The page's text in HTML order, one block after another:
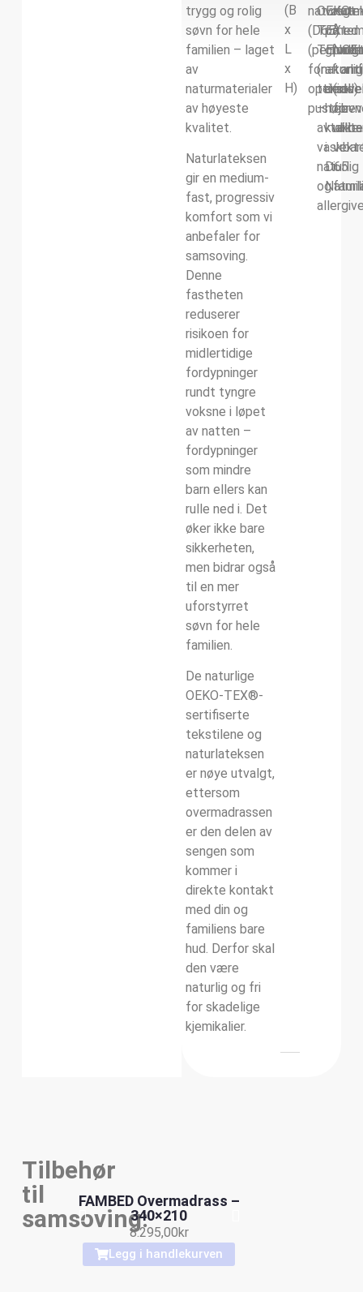
trygg og rolig
søvn for hele
familien – laget
av
naturmaterialer
av høyeste
kvalitet.
Naturlateksen
gir en medium-
fast, progressiv
komfort som vi
anbefaler for
samsoving.
Denne
fastheten
reduserer
risikoen for
midlertidige
fordypninger
rundt tyngre
voksne i løpet
av natten –
fordypninger
som mindre
barn ellers kan
rulle ned i. Det
øker ikke bare
sikkerheten,
men bidrar også
til en mer
uforstyrret
søvn for hele
familien.
De naturlige
OEKO-TEX®-
sertifiserte
tekstilene og
naturlateksen
er nøye utvalgt,
ettersom
overmadrassen
er den delen av
sengen som
kommer i
direkte kontakt
med din og
familiens bare
hud. Derfor skal
den være
naturlig og fri
for skadelige
kjemikalier.
(B
x
L
x
H)
(D65)
for
optimal
OEKO-
TEX
(naturlig
tekstil)
–
naturlig
og
vægt
på
grund
af
den
høje
i
D65
–
med
for
ulike
i
Tilbehør
til
samsoving:
FAMBED Overmadrass –
340×210
8.295,00kr
Legg i handlekurven